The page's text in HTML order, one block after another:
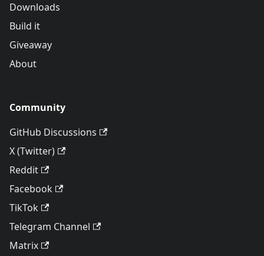
Downloads
Build it
Giveaway
About
Community
GitHub Discussions
X (Twitter)
Reddit
Facebook
TikTok
Telegram Channel
Matrix